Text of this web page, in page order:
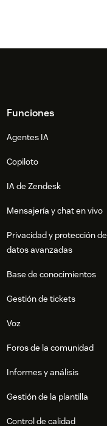
Funciones
Agentes IA
Copiloto
IA de Zendesk
Mensajería y chat en vivo
Privacidad y protección de
datos avanzadas
Base de conocimientos
Gestión de tickets
Voz
Foros de la comunidad
Informes y análisis
Gestión de la plantilla
Control de calidad